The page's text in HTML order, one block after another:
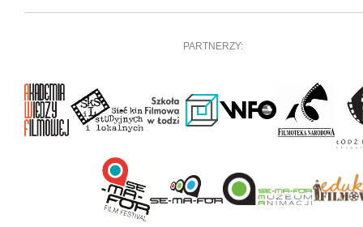
PARTNERZY: